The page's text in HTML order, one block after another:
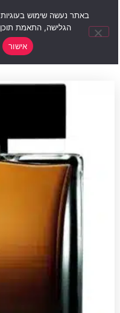
הגלישה, התאמת תוכן
אישור